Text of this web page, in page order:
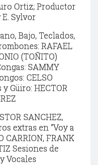
Ortiz; Productor
Sylvor
Bajo, Teclados,
RAFAEL
(TOÑITO)
SAMMY
CELSO
Güiro: HECTOR
SANCHEZ,
extras en “Voy a
CARRION, FRANK
Sesiones de
Vocales